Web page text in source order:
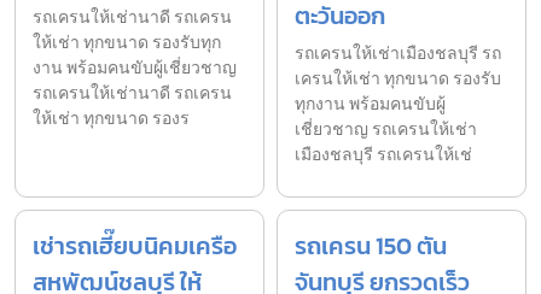
รถเครนให้เช่านาดี รถเครน
ให้เช่า ทุกขนาด รองรับทุก
งาน พร้อมคนขับผู้เชี่ยวชาญ
รถเครนให้เช่านาดี รถเครน
ให้เช่า ทุกขนาด รองร
ตะวันออก
รถเครนให้เช่าเมืองชลบุรี รถ
เครนให้เช่า ทุกขนาด รองรับ
ทุกงาน พร้อมคนขับผู้
เชี่ยวชาญ รถเครนให้เช่า
เมืองชลบุรี รถเครนให้เช่
เช่ารถเฮี๊ยบนิคมเครือ
สหพัฒน์ชลบุรี ให้
รถเครน 150 ตัน
จันทบุรี ยกรวดเร็ว